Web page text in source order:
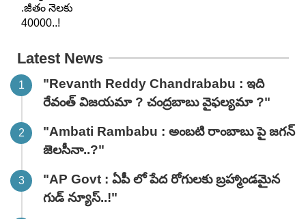
Latest News
"Revanth Reddy Chandrababu : ఇది
రేవంత్ విజయమా ? చంద్రబాబు వైఫల్యమా ?"
"Ambati Rambabu : అంబటి రాంబాబు పై జగన్
జెలసీనా..?"
"AP Govt : ఏపీ లో పేద రోగులకు బ్రహ్మాండమైన
గుడ్ న్యూస్..!"